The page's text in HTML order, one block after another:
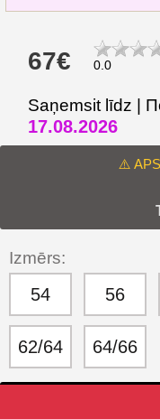
67€ 0.0
Saņemsit līdz |
17.08.2026
⚠️
Izmērs:
54 56
62/64 64/66